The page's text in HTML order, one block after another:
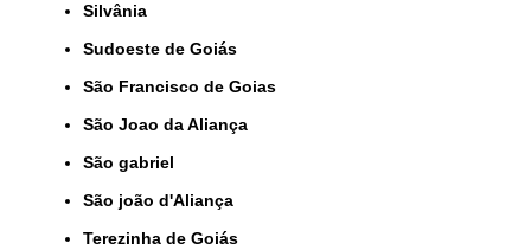
Silvânia
Sudoeste de Goiás
São Francisco de Goias
São Joao da Aliança
São gabriel
São joão d'Aliança
Terezinha de Goiás